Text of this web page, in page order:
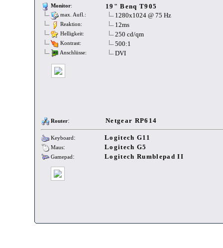
Monitor: 19" Benq T905
max. Aufl.: 1280x1024 @ 75 Hz
Reaktion: 12ms
Helligkeit: 250 cd/qm
Kontrast: 500:1
Anschlüsse: DVI
Router: Netgear RP614
Keyboard: Logitech G11
Maus: Logitech G5
Gamepad: Logitech Rumblepad II